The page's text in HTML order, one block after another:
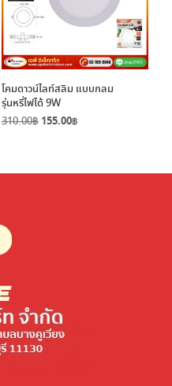
โคมดาวน์ไลท์สลิม แบบกลม
รุ่นหรี่ไฟได้ 9W
310.00฿ Original
155.00฿Current